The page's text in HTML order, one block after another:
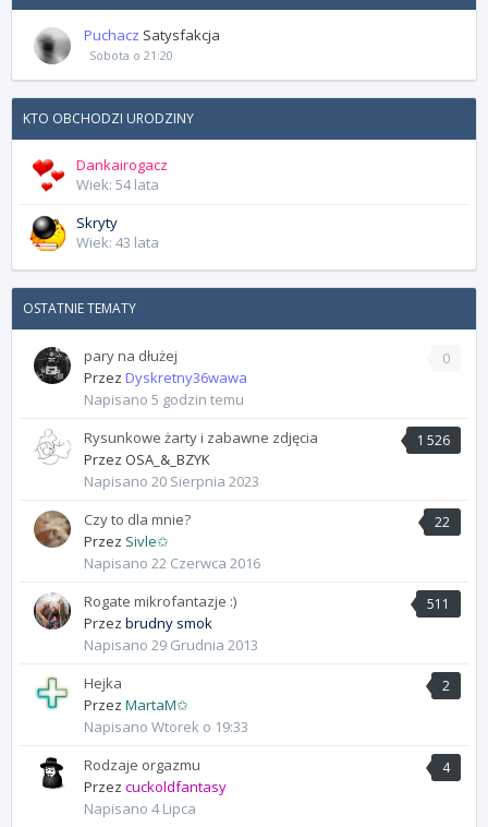
Puchacz Satysfakcja
Sobota o 21:20
KTO OBCHODZI URODZINY
Dankairogacz
Wiek: 54 lata
Skryty
Wiek: 43 lata
OSTATNIE TEMATY
0
pary na dłużej
Przez Dyskretny36wawa
Napisano 5 godzin temu
1 526
Rysunkowe żarty i zabawne zdjęcia
Przez OSA_&_BZYK
Napisano 20 Sierpnia 2023
22
Czy to dla mnie?
Przez Sivle✩
Napisano 22 Czerwca 2016
511
Rogate mikrofantazje :)
Przez brudny smok
Napisano 29 Grudnia 2013
2
Hejka
Przez MartaM✩
Napisano Wtorek o 19:33
4
Rodzaje orgazmu
Przez cuckoldfantasy
Napisano 4 Lipca